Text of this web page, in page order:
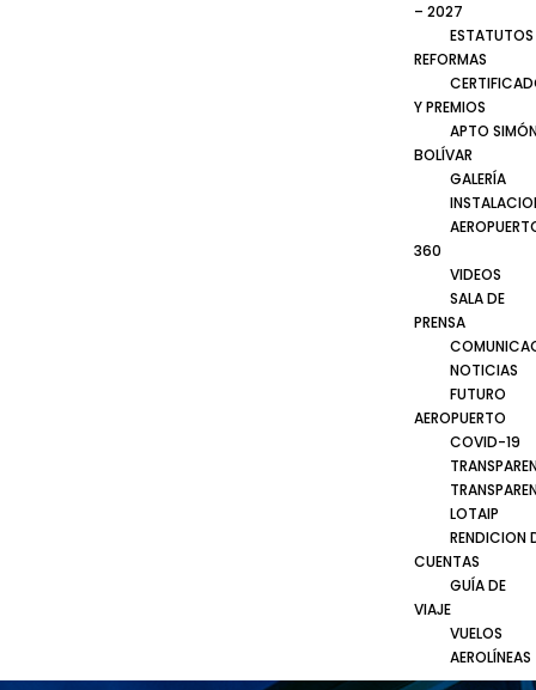
– 2027
ESTATUTOS
REFORMAS
Y PREMIOS
APTO
BOLÍVAR
GALERÍA
360
VIDEOS
SALA DE
PRENSA
NOTICIAS
FUTURO
AEROPUERTO
COVID-19
LOTAIP
RENDICION
CUENTAS
GUÍA DE
VIAJE
VUELOS
AEROLÍNEAS